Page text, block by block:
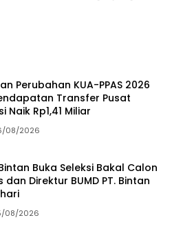
Perubahan KUA-PPAS 2026
Transfer Pusat
Naik Rp1,41 Miliar
08/2026
Buka Seleksi Bakal Calon
dan Direktur BUMD PT. Bintan
08/2026